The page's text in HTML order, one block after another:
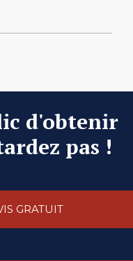
d'obtenir
pas !
GRATUIT